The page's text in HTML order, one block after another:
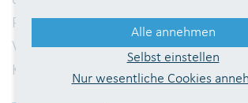
Privatpersonen ebenso vergeben
Vereine und Unternehmen, aber
Kindergärten.
Alle annehmen
Selbst einstellen
Nur wesentliche Cookies